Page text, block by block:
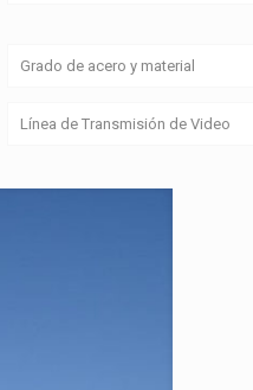
Grado de acero y material
Línea de Transmisión de Video